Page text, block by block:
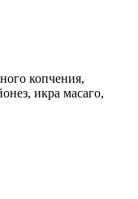
копчения,
икра масаго,